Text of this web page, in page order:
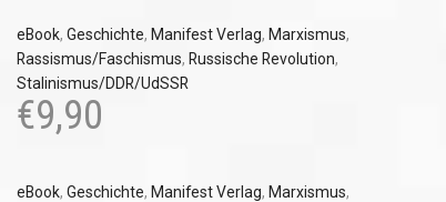
eBook, Geschichte, Manifest Verlag, Marxismus,
Rassismus/Faschismus, Russische Revolution,
Stalinismus/DDR/UdSSR
€9,90
eBook, Geschichte, Manifest Verlag, Marxismus,